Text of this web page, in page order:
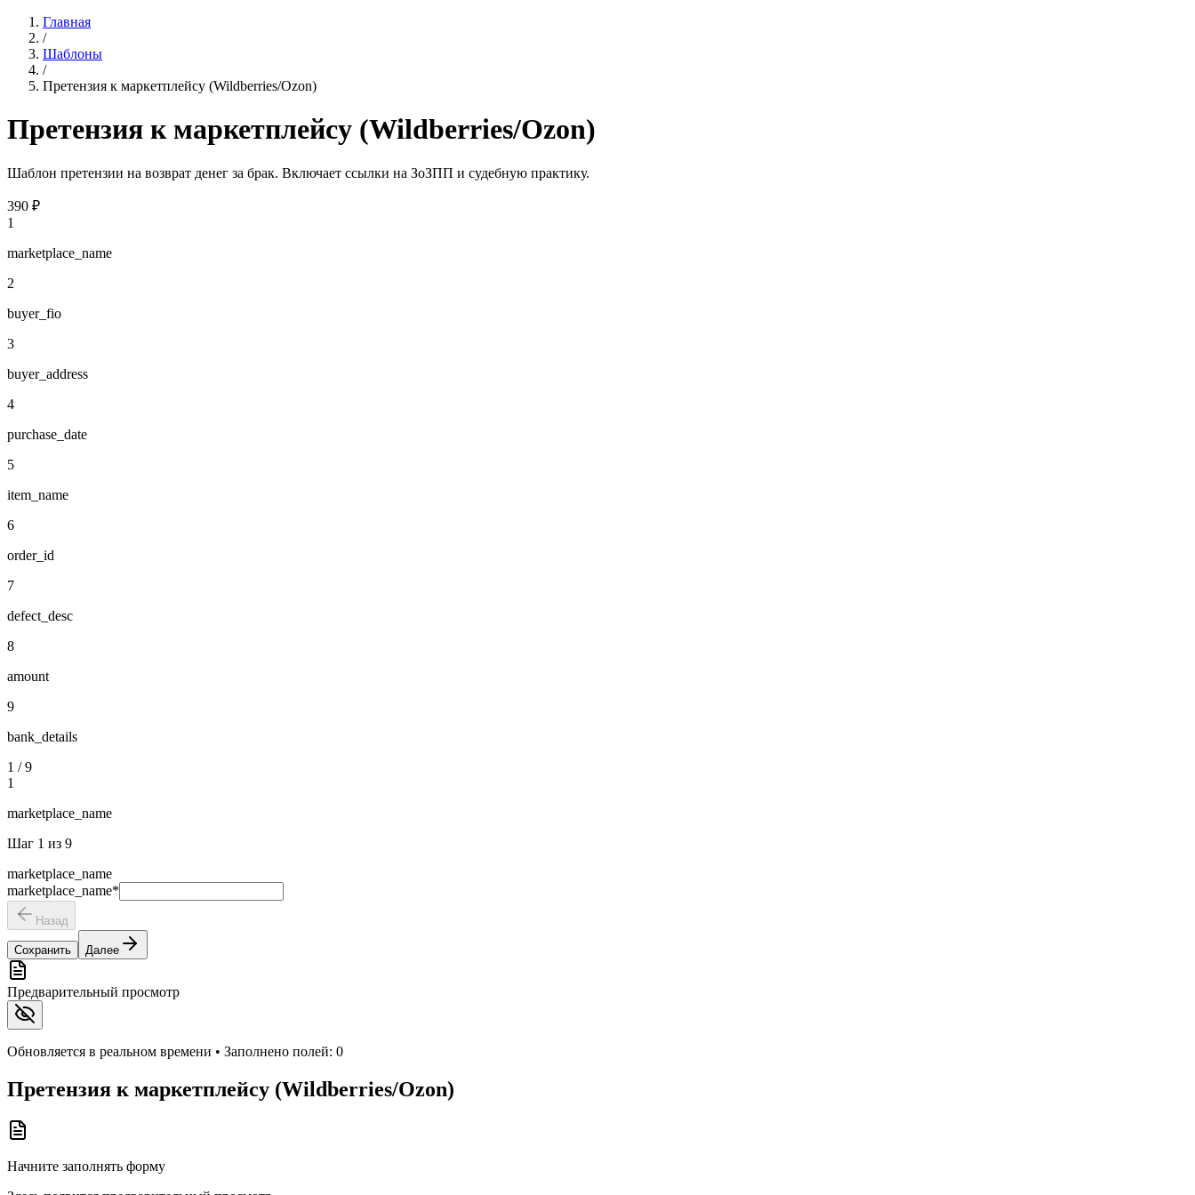
Главная
/
Шаблоны
/
Претензия к маркетплейсу (Wildberries/Ozon)
Претензия к маркетплейсу (Wildberries/Ozon)
Шаблон претензии на возврат денег за брак. Включает ссылки на ЗоЗПП и судебную практику.
390 ₽
1
marketplace_name
2
buyer_fio
3
buyer_address
4
purchase_date
5
item_name
6
order_id
7
defect_desc
8
amount
9
bank_details
1 /9
1
marketplace_name
Шаг 1 из 9
marketplace_name
marketplace_name*
Назад
Сохранить Далее
Предварительный просмотр
Обновляется в реальном времени • Заполнено полей: 0
Претензия к маркетплейсу (Wildberries/Ozon)
Начните заполнять форму